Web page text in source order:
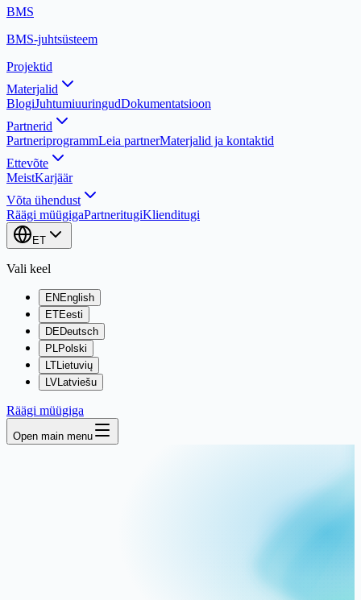
BMS
BMS-juhtsüsteem
Projektid
Materjalid
BlogiJuhtumiuuringudDokumentatsioon
Partnerid
PartneriprogrammLeia partnerMaterjalid ja kontaktid
Ettevõte
MeistKarjäär
Võta ühendust
Räägi müügigaPartneritugiKlienditugi
ET
Vali keel
EN English
ETEesti
DEDeutsch
PLPolski
LTLietuvių
LVLatviešu
Räägi müügiga
Open main menu